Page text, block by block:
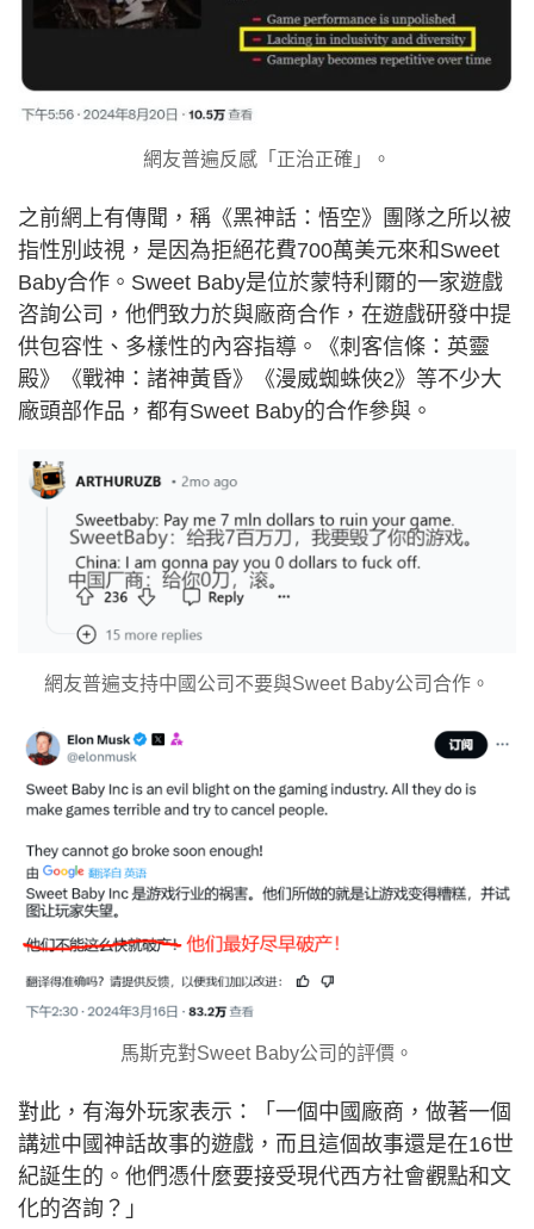
網友普遍反感「正治正確」。
之前網上有傳聞，稱《黑神話：悟空》團隊之所以被
指性別歧視，是因為拒絕花費700萬美元來和Sweet
Baby合作。Sweet Baby是位於蒙特利爾的一家遊戲
咨詢公司，他們致力於與廠商合作，在遊戲研發中提
供包容性、多樣性的內容指導。《刺客信條：英靈
殿》《戰神：諸神黃昏》《漫威蜘蛛俠2》等不少大
廠頭部作品，都有Sweet Baby的合作參與。
網友普遍支持中國公司不要與Sweet Baby公司合作。
馬斯克對Sweet Baby公司的評價。
對此，有海外玩家表示：「一個中國廠商，做著一個
講述中國神話故事的遊戲，而且這個故事還是在16世
紀誕生的。他們憑什麼要接受現代西方社會觀點和文
化的咨詢？」